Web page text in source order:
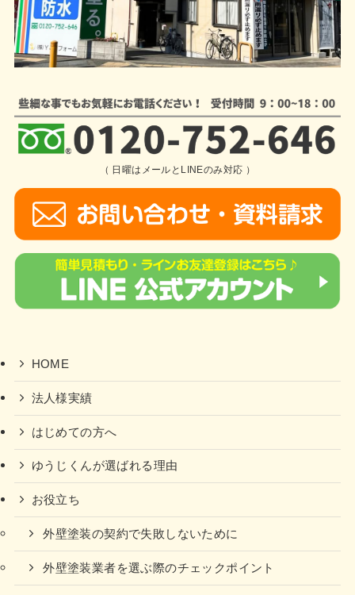
（ 日曜はメールとLINEのみ対応 ）
HOME
法人様実績
はじめての方へ
ゆうじくんが選ばれる理由
お役立ち
外壁塗装の契約で失敗しないために
外壁塗装業者を選ぶ際のチェックポイント